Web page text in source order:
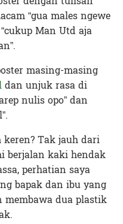
“gua males ngewe
Man Utd aja
masing-masing
dan unjuk rasa di
nulis opo” dan
Tak jauh dari
berjalan kaki hendak
perhatian saya
bapak dan ibu yang
dua plastik